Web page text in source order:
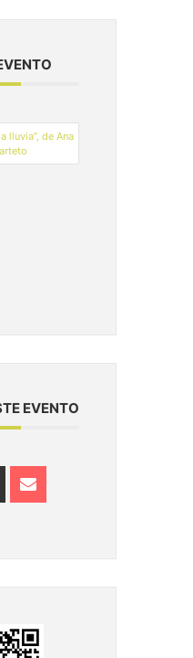
lluvia”, de Ana
EVENTO